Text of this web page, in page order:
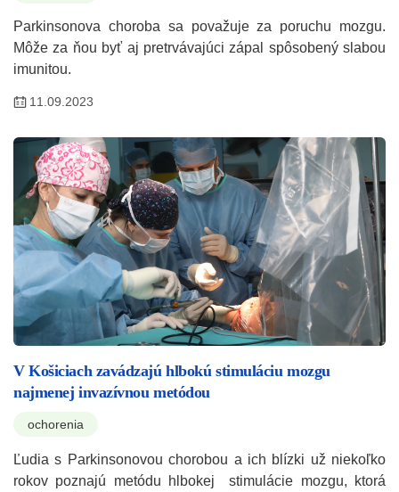
Parkinsonova choroba sa považuje za poruchu mozgu.
Môže za ňou byť aj pretrvávajúci zápal spôsobený slabou
imunitou.
11.09.2023
V Košiciach zavádzajú hlbokú stimuláciu mozgu
najmenej invazívnou metódou
ochorenia
Ľudia s Parkinsonovou chorobou a ich blízki už niekoľko
rokov poznajú metódu hlbokej stimulácie mozgu, ktorá